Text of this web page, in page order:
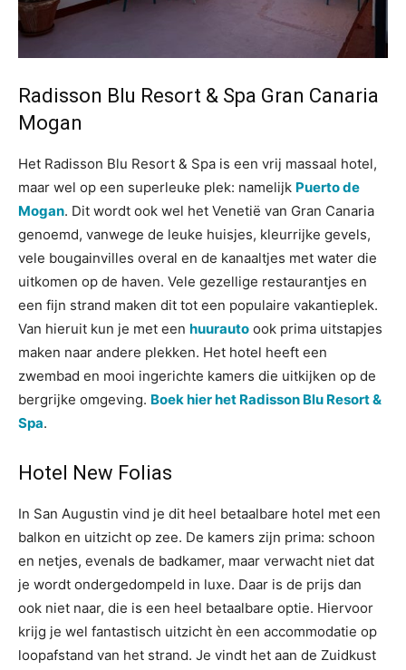
Radisson Blu Resort & Spa Gran Canaria
Mogan
Het Radisson Blu Resort & Spa is een vrij massaal hotel,
maar wel op een superleuke plek: namelijk Puerto de
Mogan. Dit wordt ook wel het Venetië van Gran Canaria
genoemd, vanwege de leuke huisjes, kleurrijke gevels,
vele bougainvilles overal en de kanaaltjes met water die
uitkomen op de haven. Vele gezellige restaurantjes en
een fijn strand maken dit tot een populaire vakantieplek.
Van hieruit kun je met een huurauto ook prima uitstapjes
maken naar andere plekken. Het hotel heeft een
zwembad en mooi ingerichte kamers die uitkijken op de
bergrijke omgeving. Boek hier het Radisson Blu Resort &
Spa.
Hotel New Folias
In San Augustin vind je dit heel betaalbare hotel met een
balkon en uitzicht op zee. De kamers zijn prima: schoon
en netjes, evenals de badkamer, maar verwacht niet dat
je wordt ondergedompeld in luxe. Daar is de prijs dan
ook niet naar, die is een heel betaalbare optie. Hiervoor
krijg je wel fantastisch uitzicht èn een accommodatie op
loopafstand van het strand. Je vindt het aan de Zuidkust